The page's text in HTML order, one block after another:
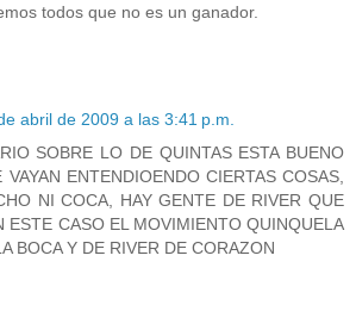
todos que no es un ganador.
abril de 2009 a las 3:41 p.m.
SOBRE LO DE QUINTAS ESTA BUENO
VAYAN ENTENDIOENDO CIERTAS COSAS,
NI COCA, HAY GENTE DE RIVER QUE
ESTE CASO EL MOVIMIENTO QUINQUELA
BOCA Y DE RIVER DE CORAZON